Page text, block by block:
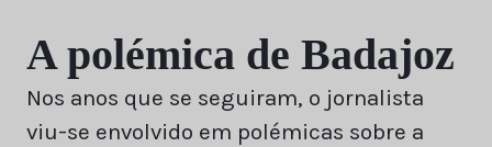
A polémica de Badajoz
Nos anos que se seguiram, o jornalista
viu-se envolvido em polémicas sobre a